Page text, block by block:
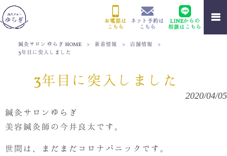
お電話は
こちら
ネット予約は
こちら
LINEからの
相談はこちら
鍼灸サロン ゆらぎ HOME > 新着情報 > 店舗情報
>
3年目に突入しました
3年目に突入しました
2020/04/05
鍼灸サロンゆらぎ
美容鍼灸師の今井良太です。
世間は、まだまだコロナパニックです。